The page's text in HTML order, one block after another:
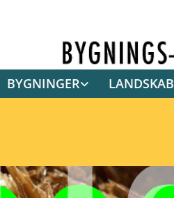
BYGNINGER LANDSKAB